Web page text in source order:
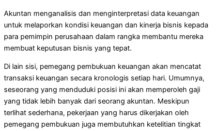
Akuntan menganalisis dan menginterpretasi data keuangan
untuk melaporkan kondisi keuangan dan kinerja bisnis kepada
para pemimpin perusahaan dalam rangka membantu mereka
membuat keputusan bisnis yang tepat.
Di lain sisi, pemegang pembukuan keuangan akan mencatat
transaksi keuangan secara kronologis setiap hari. Umumnya,
seseorang yang menduduki posisi ini akan memperoleh gaji
yang tidak lebih banyak dari seorang akuntan. Meskipun
terlihat sederhana, pekerjaan yang harus dikerjakan oleh
pemegang pembukuan juga membutuhkan ketelitian tingkat